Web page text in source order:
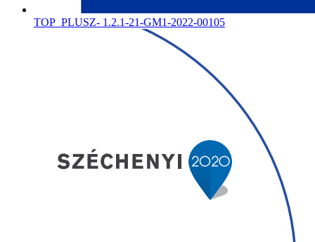
TOP_PLUSZ- 1.2.1-21-GM1-2022-00105